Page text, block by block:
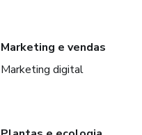
Marketing e vendas
Marketing digital